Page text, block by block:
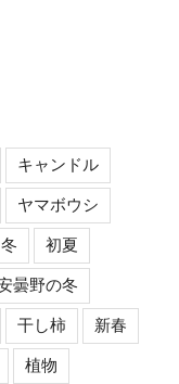
キャンドル
ヤマボウシ
冬 初夏
曇野の冬
干し柿 新春
植物